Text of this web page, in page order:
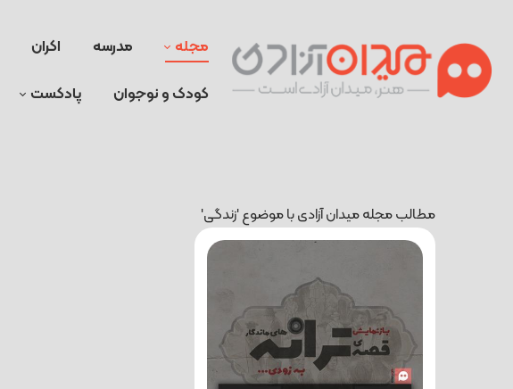
مجله مدرسه اکران
کودک و نوجوان پادکست
مطالب مجله میدان آزادی با موضوع 'زندگی'